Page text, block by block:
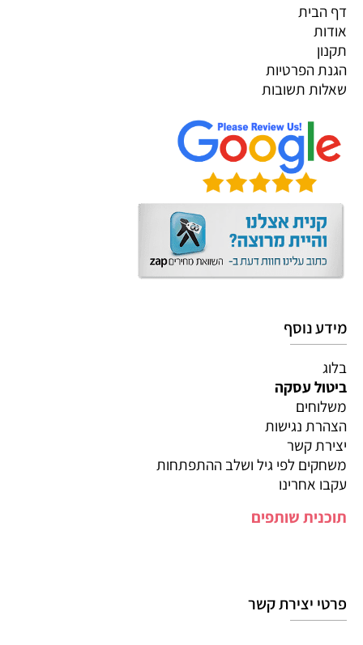
דף הבית
אודות
תקנון
הגנת הפרטיות
שאלות תשובות
מידע נוסף
בלוג
ביטול עסקה
משלוחים
הצהרת נגישות
יצירת קשר
משחקים לפי גיל ושלב ההתפתחות
עקבו אחרינו
תוכנית שותפים
פרטי יצירת קשר